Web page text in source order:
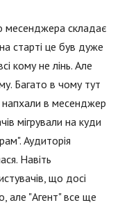
месенджера складає
старті це був дуже
кому не лінь. Але
Багато в чому тут
в месенджер
мігрували на куди
Аудиторія
Навіть
що досі
але "Агент" все ще